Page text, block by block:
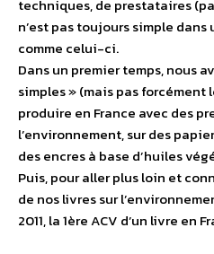
techniques, de prestataires
n’est pas toujours simple
comme celui-ci.
Dans un premier temps, nous
simples » (mais pas forcément
produire en France avec des
l’environnement, sur des
des encres à base d’huiles
Puis, pour aller plus loin et
de nos livres sur
2011, la 1ère ACV d’un livre en